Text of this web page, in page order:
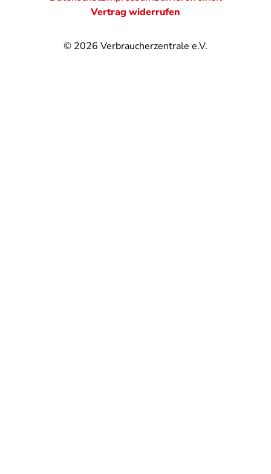
© 2026 Verbraucherzentrale e.V.
Vertrag widerrufen